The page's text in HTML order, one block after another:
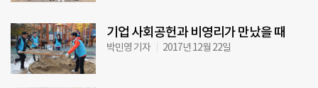
기업 사회공헌과 비영리가 만났을 때
박민영 기자 2017년 12월 22일